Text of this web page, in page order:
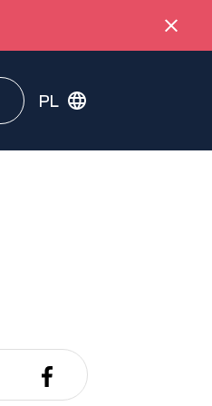
PL